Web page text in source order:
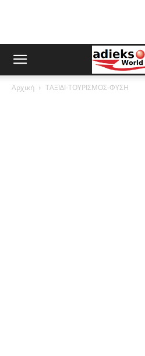
Αρχική ΤΑΞΙΔΙ-ΤΟΥΡΙΣΜΟΣ-ΦΥΣΗ